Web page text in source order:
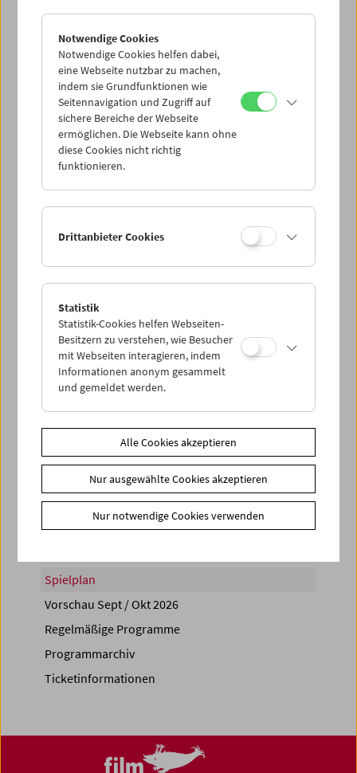
Mo 22.3.
Di 23.3.
Mi 24.3.
Do 25.3.
So 28.3.
PROGRAMM ÜBERBLICK
Spielplan
Vorschau Sept / Okt 2026
Regelmäßige Programme
Programmarchiv
Ticketinformationen
Notwendige Cookies
Notwendige Cookies helfen dabei,
eine Webseite nutzbar zu machen,
indem sie Grundfunktionen wie
Seitennavigation und Zugriff auf
sichere Bereiche der Webseite
ermöglichen. Die Webseite kann ohne
diese Cookies nicht richtig
funktionieren.
Drittanbieter Cookies
Statistik
Statistik-Cookies helfen Webseiten-
Besitzern zu verstehen, wie Besucher
mit Webseiten interagieren, indem
Informationen anonym gesammelt
und gemeldet werden.
Alle Cookies akzeptieren
Nur ausgewählte Cookies akzeptieren
Nur notwendige Cookies verwenden